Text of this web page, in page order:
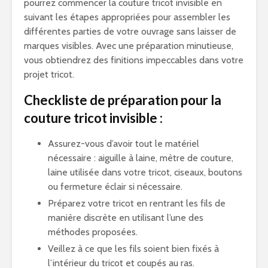
pourrez commencer la couture tricot invisible en
suivant les étapes appropriées pour assembler les
différentes parties de votre ouvrage sans laisser de
marques visibles. Avec une préparation minutieuse,
vous obtiendrez des finitions impeccables dans votre
projet tricot.
Checkliste de préparation pour la
couture tricot invisible :
Assurez-vous d’avoir tout le matériel
nécessaire : aiguille à laine, mètre de couture,
laine utilisée dans votre tricot, ciseaux, boutons
ou fermeture éclair si nécessaire.
Préparez votre tricot en rentrant les fils de
manière discrète en utilisant l’une des
méthodes proposées.
Veillez à ce que les fils soient bien fixés à
l’intérieur du tricot et coupés au ras.